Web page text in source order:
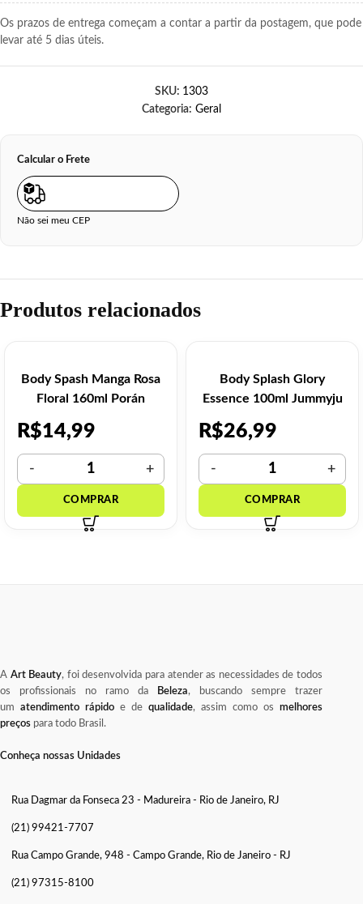
Os prazos de entrega começam a contar a partir da postagem, que pode
levar até 5 dias úteis.
SKU: 1303
Categoria: Geral
Calcular o Frete
Não sei meu CEP
Produtos relacionados
Body Spash Manga Rosa
Floral 160ml Porán
R$14,99
Body Splash Glory
Essence 100ml Jummyju
R$26,99
A Art Beauty, foi desenvolvida para atender as necessidades de todos
os profissionais no ramo da
Beleza, buscando sempre trazer
um atendimento rápido e de qualidade, assim como os melhores
preços para todo Brasil.
Conheça nossas Unidades
Rua Dagmar da Fonseca 23 - Madureira - Rio de Janeiro, RJ
(21) 99421-7707
Rua Campo Grande, 948 - Campo Grande, Rio de Janeiro - RJ
(21) 97315-8100